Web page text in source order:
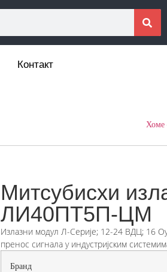
Контакт
Хоме
Митсубисхи
ЛИ40ПТ5П-ЦМ
Излазни модул Л-Серије; 12-24 ВДЦ; 16
пренос сигнала у индустријским
Бранд